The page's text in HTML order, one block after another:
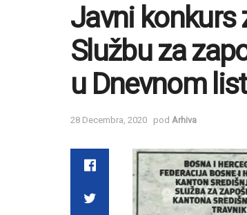
Javni konkurs
Službu za
u Dnevnom
28 Decembra, 2020 pod Arhiva